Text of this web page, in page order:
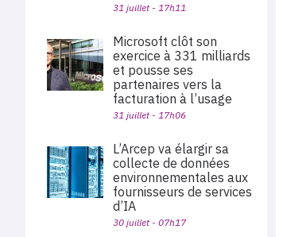
31 juillet - 17h11
Microsoft clôt son
exercice à 331 milliards
et pousse ses
partenaires vers la
facturation à l’usage
31 juillet - 17h06
L’Arcep va élargir sa
collecte de données
environnementales aux
fournisseurs de services
d’IA
30 juillet - 07h17